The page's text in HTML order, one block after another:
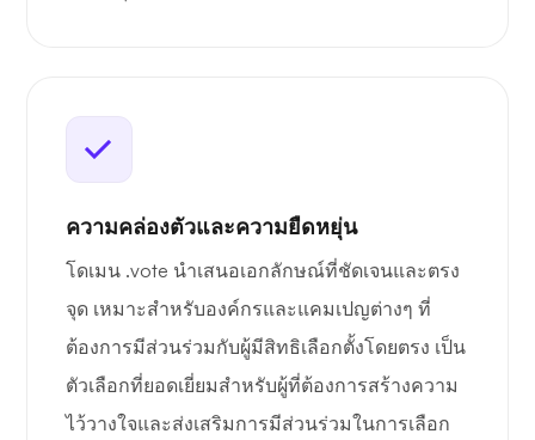
ความคล่องตัวและความยืดหยุ่น
โดเมน .vote นำเสนอเอกลักษณ์ที่ชัดเจนและตรง
จุด เหมาะสำหรับองค์กรและแคมเปญต่างๆ ที่
ต้องการมีส่วนร่วมกับผู้มีสิทธิเลือกตั้งโดยตรง เป็น
ตัวเลือกที่ยอดเยี่ยมสำหรับผู้ที่ต้องการสร้างความ
ไว้วางใจและส่งเสริมการมีส่วนร่วมในการเลือก